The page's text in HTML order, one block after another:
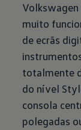
muito
de ecrãs
totalmente
do nível
consola
polegadas